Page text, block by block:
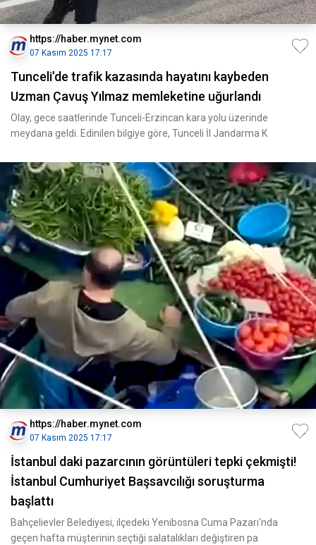
https://haber.mynet.com
07 Kasım 2025 17:17
Tunceli’de trafik kazasında hayatını kaybeden
Uzman Çavuş Yılmaz memleketine uğurlandı
Olay, gece saatlerinde Tunceli-Erzincan kara yolu üzerinde
meydana geldi. Edinilen bilgiye göre, Tunceli İl Jandarma K
https://haber.mynet.com
07 Kasım 2025 17:17
İstanbul daki pazarcının görüntüleri tepki çekmişti!
İstanbul Cumhuriyet Başsavcılığı soruşturma
başlattı
Bahçelievler Belediyesi, ilçedeki Yenibosna Cuma Pazarı'nda
geçen hafta müşterinin seçtiği salatalıkları değiştiren pa